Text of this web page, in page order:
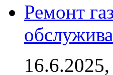
Ремонт